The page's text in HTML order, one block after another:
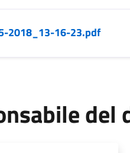
2018_13-16-23.pdf
del